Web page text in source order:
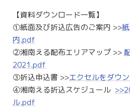
【資料ダウンロード一覧】
①紙面及び折込広告のご案内 >>
内.pdf
②湘南える配布エリアマップ >>
2021.pdf
③折込申込書 >>エクセルをダウ
④湘南える折込スケジュール
ル.pdf